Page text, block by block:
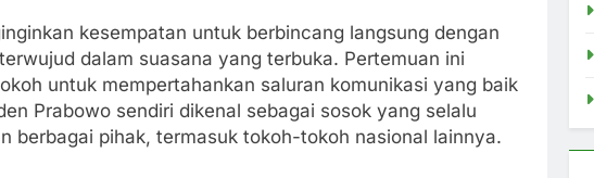
kesempatan untuk berbincang langsung dengan
dalam suasana yang terbuka. Pertemuan ini
untuk mempertahankan saluran komunikasi yang baik
Prabowo sendiri dikenal sebagai sosok yang selalu
berbagai pihak, termasuk tokoh-tokoh nasional lainnya.